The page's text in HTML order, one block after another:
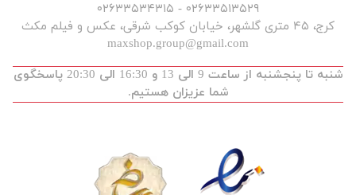
۰۲۶۳۳۵۱۳۵۲۹ - ۰۲۶۳۳۵۳۴۳۱۵
کرج، ۴۵ متری گلشهر، خیابان کوکب شرقی، عکس و فیلم مکث
maxshop.group@gmail.com
شنبه تا پنجشنبه از ساعت 9 الی 13 و 16:30 الی 20:30 پاسخگوی
شما عزیزان هستیم.